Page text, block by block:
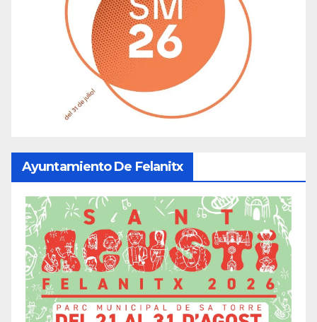
Ayuntamiento De Felanitx